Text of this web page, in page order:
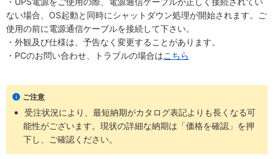
ない場合、OS起動と同時にシャットダウン処理が開始されます。ご
使用の前に電源通信ケーブルを接続して下さい。
・外観及び仕様は、予告なく変更することがあります。
・PCのお問い合わせ、トラブルの場合はこちら
ご注意
受注状況により、最短納期がカタログ表記よりも長くなる可
能性がございます。現状の詳細な納期は「価格を確認」を押
下し、ご確認ください。